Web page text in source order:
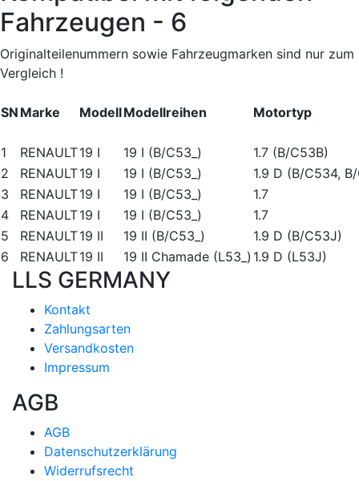
Fahrzeugen - 6
Originalteilenummern sowie Fahrzeugmarken sind nur zum
Vergleich !
SN Marke ModellModellreihen Motortyp
1 RENAULT19 I 19 I (B/C53_)
1.7 (B/C53B)
2
RENAULT19 I 19 I (B/C53_)
1.9 D (B/C534,
3
RENAULT19 I 19 I (B/C53_)
1.7
4
RENAULT19 I 19 I (B/C53_)
1.7
5
RENAULT19 II 19 II (B/C53_)
1.9 D (B/C53J)
6
RENAULT19 II 19 II Chamade (L53_) 1.9 D (L53J)
LLS GERMANY
Kontakt
Zahlungsarten
Versandkosten
Impressum
AGB
AGB
Datenschutzerklärung
Widerrufsrecht